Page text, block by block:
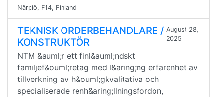
Närpiö, F14, Finland
TEKNISK ORDERBEHANDLARE /
KONSTRUKTÖR
August 28,
2025
NTM &auml;r ett finl&auml;ndskt
familjef&ouml;retag med l&aring;ng erfarenhet av
tillverkning av h&ouml;gkvalitativa och
specialiserade renh&aring;llningsfordon,